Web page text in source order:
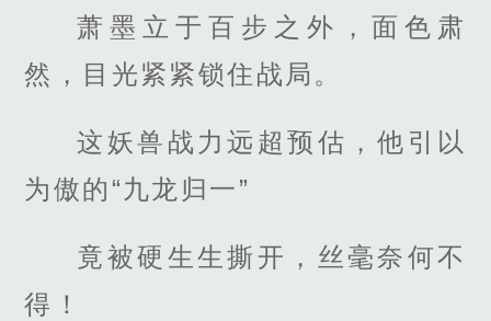
萧墨立于百步之外，面色肃
然，目光紧紧锁住战局。
这妖兽战力远超预估，他引以
为傲的“九龙归一”
竟被硬生生撕开，丝毫奈何不
得！